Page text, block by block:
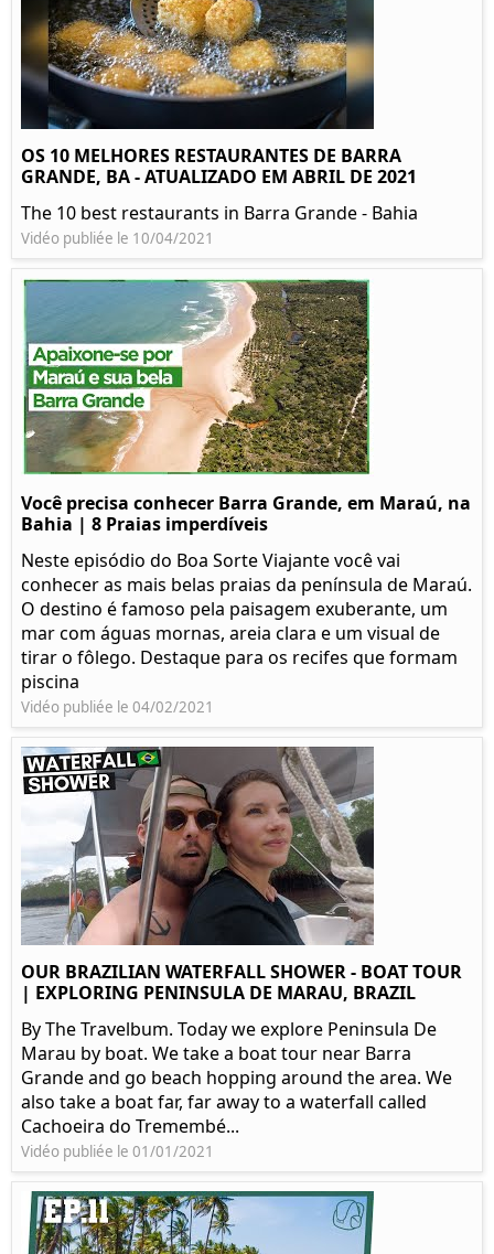
OS 10 MELHORES RESTAURANTES DE BARRA
GRANDE, BA - ATUALIZADO EM ABRIL DE 2021
The 10 best restaurants in Barra Grande - Bahia
Vidéo publiée le 10/04/2021
Você precisa conhecer Barra Grande, em Maraú, na
Bahia | 8 Praias imperdíveis
Neste episódio do Boa Sorte Viajante você vai
conhecer as mais belas praias da península de Maraú.
O destino é famoso pela paisagem exuberante, um
mar com águas mornas, areia clara e um visual de
tirar o fôlego. Destaque para os recifes que formam
piscina
Vidéo publiée le 04/02/2021
OUR BRAZILIAN WATERFALL SHOWER - BOAT TOUR
| EXPLORING PENINSULA DE MARAU, BRAZIL
By The Travelbum. Today we explore Peninsula De
Marau by boat. We take a boat tour near Barra
Grande and go beach hopping around the area. We
also take a boat far, far away to a waterfall called
Cachoeira do Tremembé...
Vidéo publiée le 01/01/2021